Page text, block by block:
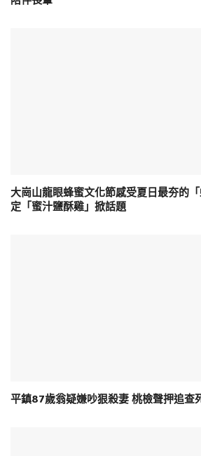
大崗山龍眼蜂蜜文化節感受夏日最夯的
定「蜜汁鹽酥雞」掀話題
平鎮87歲翁疑嫌吵狠殺妻 桃檢聲押追查